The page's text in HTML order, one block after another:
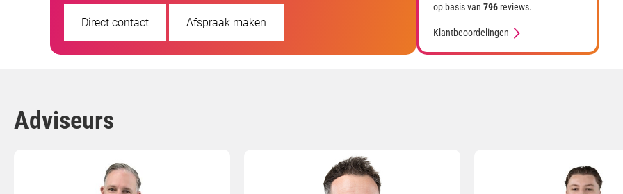
Direct contact Afspraak maken
op basis van 796reviews.
Klantbeoordelingen
Adviseurs